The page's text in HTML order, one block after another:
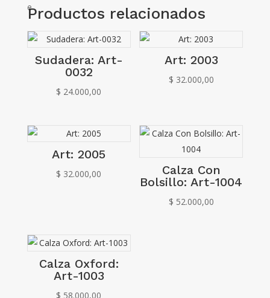
Productos relacionados
Sudadera: Art-
0032
$ 24.000,00
Art: 2003
$ 32.000,00
Art: 2005
$ 32.000,00
Calza Con
Bolsillo: Art-1004
$ 52.000,00
Calza Oxford:
Art-1003
$ 58.000,00